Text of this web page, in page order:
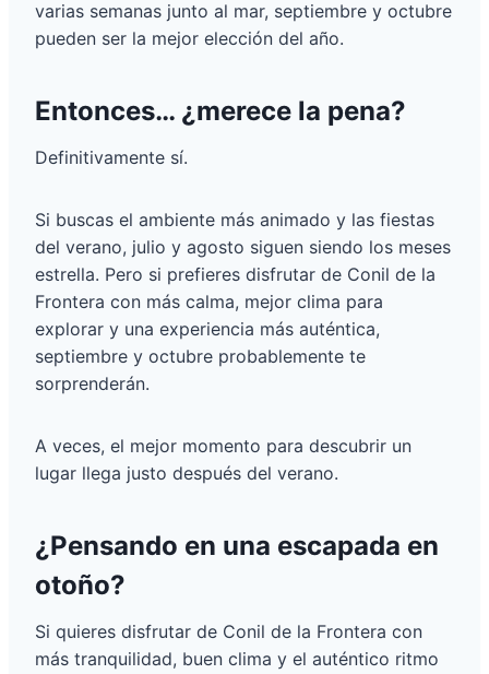
varias semanas junto al mar, septiembre y octubre
pueden ser la mejor elección del año.
Entonces… ¿merece la pena?
Definitivamente sí.
Si buscas el ambiente más animado y las fiestas
del verano, julio y agosto siguen siendo los meses
estrella. Pero si prefieres disfrutar de Conil de la
Frontera con más calma, mejor clima para
explorar y una experiencia más auténtica,
septiembre y octubre probablemente te
sorprenderán.
A veces, el mejor momento para descubrir un
lugar llega justo después del verano.
¿Pensando en una escapada en
otoño?
Si quieres disfrutar de Conil de la Frontera con
más tranquilidad, buen clima y el auténtico ritmo